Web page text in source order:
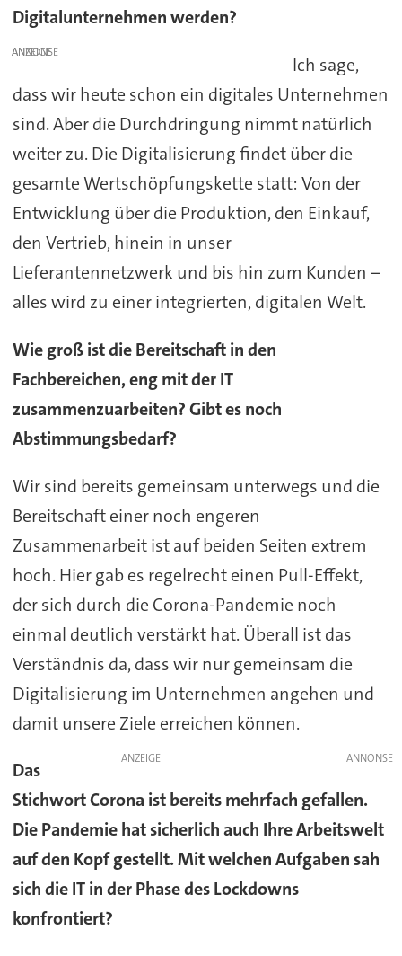
Digitalunternehmen werden?
ANZEIGE
Ich sage,
dass wir heute schon ein digitales Unternehmen
sind. Aber die Durchdringung nimmt natürlich
weiter zu. Die Digitalisierung findet über die
gesamte Wertschöpfungskette statt: Von der
Entwicklung über die Produktion, den Einkauf,
den Vertrieb, hinein in unser
Lieferantennetzwerk und bis hin zum Kunden –
alles wird zu einer integrierten, digitalen Welt.
Wie groß ist die Bereitschaft in den
Fachbereichen, eng mit der IT
zusammenzuarbeiten? Gibt es noch
Abstimmungsbedarf?
Wir sind bereits gemeinsam unterwegs und die
Bereitschaft einer noch engeren
Zusammenarbeit ist auf beiden Seiten extrem
hoch. Hier gab es regelrecht einen Pull-Effekt,
der sich durch die Corona-Pandemie noch
einmal deutlich verstärkt hat. Überall ist das
Verständnis da, dass wir nur gemeinsam die
Digitalisierung im Unternehmen angehen und
damit unsere Ziele erreichen können.
ANZEIGE
Das
Stichwort Corona ist bereits mehrfach gefallen.
Die Pandemie hat sicherlich auch Ihre Arbeitswelt
auf den Kopf gestellt. Mit welchen Aufgaben sah
sich die IT in der Phase des Lockdowns
konfrontiert?